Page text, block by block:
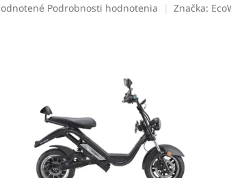
Podrobnosti hodnotenia Značka: